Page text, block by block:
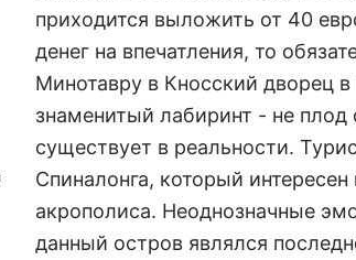
приходится выложить от 40
денег на впечатления, то
Минотавру в Кносский дворец
знаменитый лабиринт - не плод
существует в реальности.
Спиналонга, который
акрополиса. Неоднозначные
данный остров являлся